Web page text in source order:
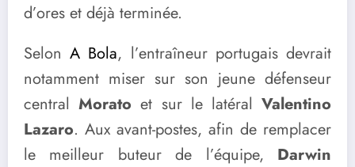
d’ores et déjà terminée.
SelonA Bola, l’entraîneur portugais devrait
notamment miser sur son jeune défenseur
centralMorato et sur le latéralValentino
Lazaro. Aux avant-postes, afin de remplacer
le meilleur buteur de l’équipe, Darwin